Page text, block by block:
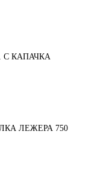
С КАПАЧКА
ЛЕЖЕРА 750